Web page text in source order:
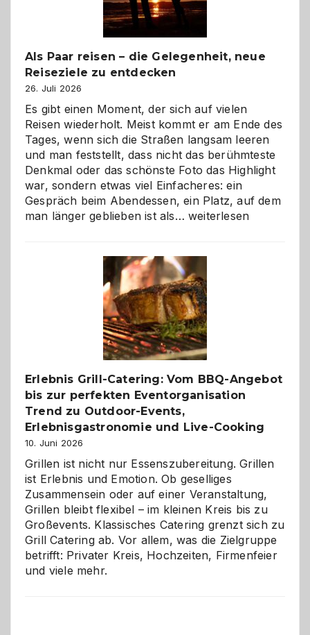
Als Paar reisen – die Gelegenheit, neue
Reiseziele zu entdecken
26. Juli 2026
Es gibt einen Moment, der sich auf vielen
Reisen wiederholt. Meist kommt er am Ende des
Tages, wenn sich die Straßen langsam leeren
und man feststellt, dass nicht das berühmteste
Denkmal oder das schönste Foto das Highlight
war, sondern etwas viel Einfacheres: ein
Gespräch beim Abendessen, ein Platz, auf dem
man länger geblieben ist als… Als
–
die
Gelegenheit,
neue
Reiseziele
zu
entdecken
weiterlesen
Erlebnis Grill-Catering: Vom BBQ-Angebot
bis zur perfekten Eventorganisation
Trend zu Outdoor-Events,
Erlebnisgastronomie und Live-Cooking
10. Juni 2026
Grillen ist nicht nur Essenszubereitung. Grillen
ist Erlebnis und Emotion. Ob geselliges
Zusammensein oder auf einer Veranstaltung,
Grillen bleibt flexibel – im kleinen Kreis bis zu
Großevents. Klassisches Catering grenzt sich zu
Grill Catering ab. Vor allem, was die Zielgruppe
betrifft: Privater Kreis, Hochzeiten, Firmenfeier
und viele mehr.